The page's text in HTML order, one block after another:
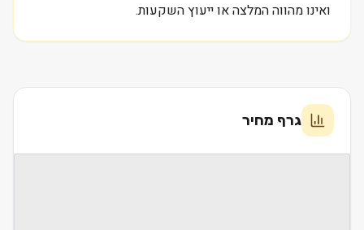
ואינו מהווה המלצה או ייעוץ השקעות.
גרף מחיר